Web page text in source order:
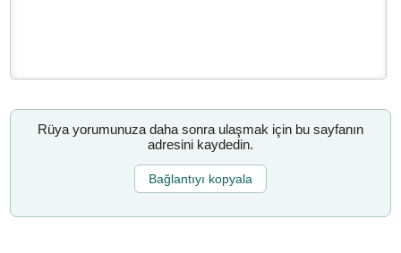
Rüya yorumunuza daha sonra ulaşmak için bu sayfanın
adresini kaydedin.
Bağlantıyı kopyala